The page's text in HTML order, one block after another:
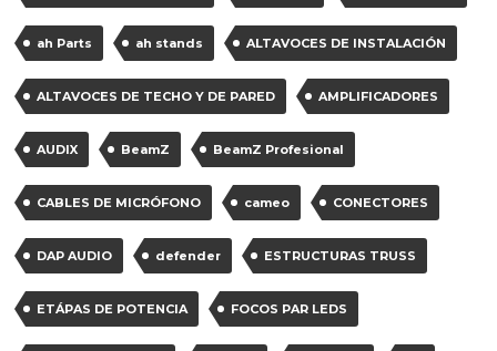
ah Parts ah stands ALTAVOCES DE INSTALACIÓN
ALTAVOCES DE TECHO Y DE PARED AMPLIFICADORES
AUDIX BeamZ BeamZ Profesional
CABLES DE MICRÓFONO cameo CONECTORES
DAP AUDIO defender ESTRUCTURAS TRUSS
ETÁPAS DE POTENCIA FOCOS PAR LEDS